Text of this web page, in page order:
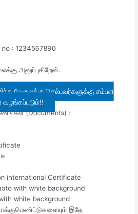
no : 1234567890
அனுப்புகிறேன்.
வேலைக்கு செல்பவர்களுக்கு சம்பள
வழங்கப்படும்!!
(Documents) :
international Certificate
with white background
white background
இதே